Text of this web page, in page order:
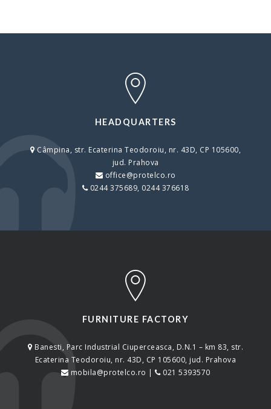
HEADQUARTERS
Câmpina, str. Ecaterina Teodoroiu, nr. 43D, CP 105600,
jud. Prahova
office@protelco.ro
0244 375689, 0244 376618
FURNITURE FACTORY
Banesti, Parc Industrial Ciuperceasca, D.N.1 – km 83, str.
Ecaterina Teodoroiu, nr. 43D, CP 105600, jud. Prahova
mobila@protelco.ro |
021 5393570